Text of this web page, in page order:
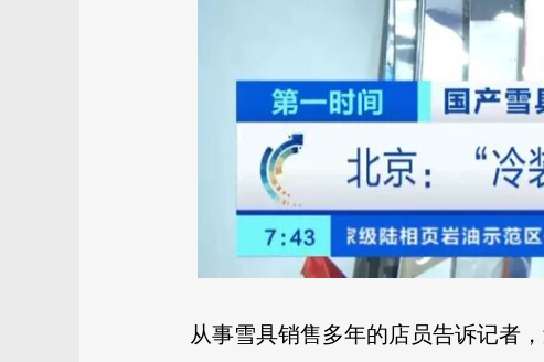
从事雪具销售多年的店员告诉记者